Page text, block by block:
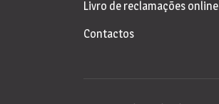
Livro de reclamações online
Contactos